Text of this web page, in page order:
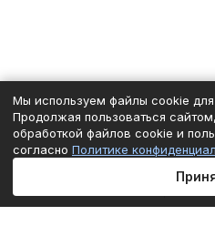
Мы используем файлы cookie для
Продолжая пользоваться
обработкой файлов cookie и
согласно Политике